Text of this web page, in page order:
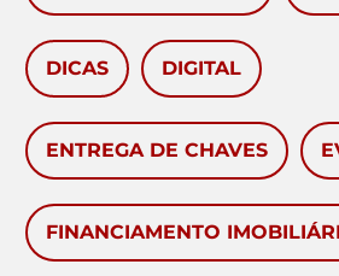
DICAS DIGITAL
ENTREGA DE CHAVES
FINANCIAMENTO